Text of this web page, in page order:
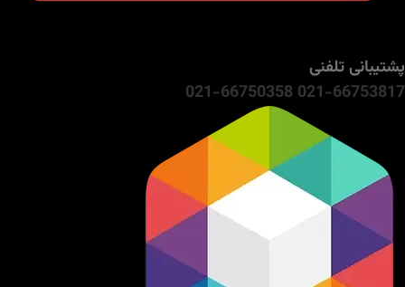
پشتیبانی تلفنی
021-66753817
021-66750358